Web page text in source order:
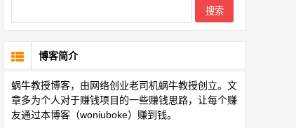
博客简介
蜗牛教授博客，由网络创业老司机蜗牛教授创立。文
章多为个人对于赚钱项目的一些赚钱思路，让每个赚
友通过本博客（woniuboke）赚到钱。